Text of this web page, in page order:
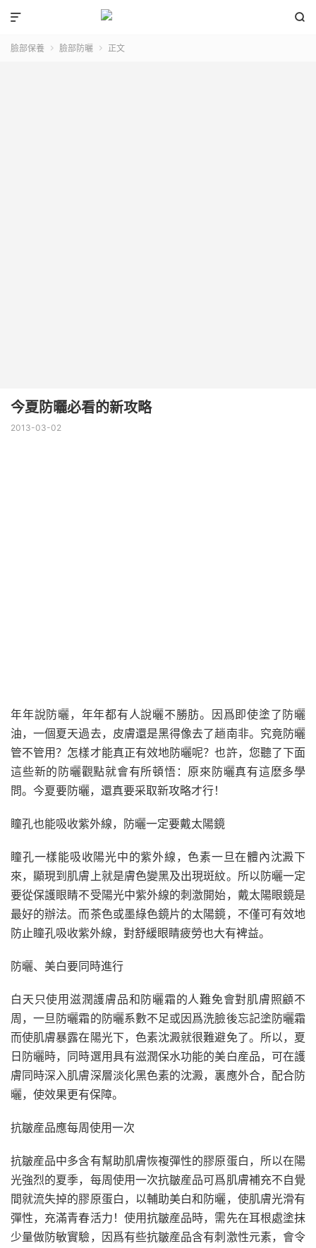


臉部保養  臉部防曬  正文
今夏防曬必看的新攻略
2013-03-02
年年說防曬，年年都有人說曬不勝肪。因爲即使塗了防曬
油，一個夏天過去，皮膚還是黑得像去了趟南非。究竟防曬
管不管用？怎樣才能真正有效地防曬呢？也許，您聽了下面
這些新的防曬觀點就會有所頓悟：原來防曬真有這麽多學
問。今夏要防曬，還真要采取新攻略才行！
瞳孔也能吸收紫外線，防曬一定要戴太陽鏡
瞳孔一樣能吸收陽光中的紫外線，色素一旦在體內沈澱下
來，顯現到肌膚上就是膚色變黑及出現斑紋。所以防曬一定
要從保護眼睛不受陽光中紫外線的刺激開始，戴太陽眼鏡是
最好的辦法。而茶色或墨綠色鏡片的太陽鏡，不僅可有效地
防止瞳孔吸收紫外線，對舒緩眼睛疲勞也大有裨益。
防曬、美白要同時進行
白天只使用滋潤護膚品和防曬霜的人難免會對肌膚照顧不
周，一旦防曬霜的防曬系數不足或因爲洗臉後忘記塗防曬霜
而使肌膚暴露在陽光下，色素沈澱就很難避免了。所以，夏
日防曬時，同時選用具有滋潤保水功能的美白産品，可在護
膚同時深入肌膚深層淡化黑色素的沈澱，裏應外合，配合防
曬，使效果更有保障。
抗皺産品應每周使用一次
抗皺産品中多含有幫助肌膚恢複彈性的膠原蛋白，所以在陽
光強烈的夏季，每周使用一次抗皺産品可爲肌膚補充不自覺
間就流失掉的膠原蛋白，以輔助美白和防曬，使肌膚光滑有
彈性，充滿青春活力！使用抗皺産品時，需先在耳根處塗抹
少量做防敏實驗，因爲有些抗皺産品含有刺激性元素，會令